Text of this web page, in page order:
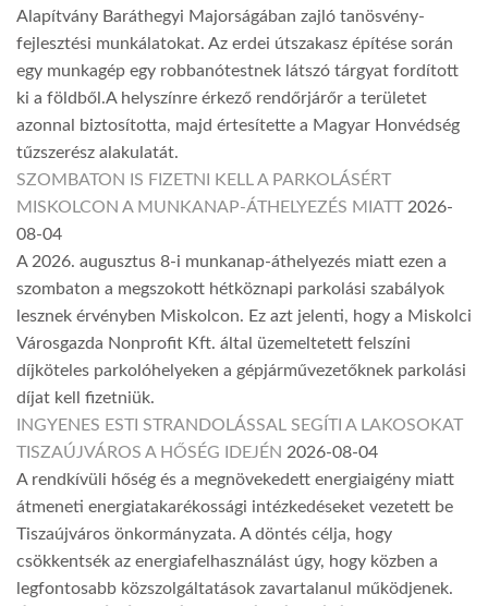
Alapítvány Baráthegyi Majorságában zajló tanösvény-
fejlesztési munkálatokat. Az erdei útszakasz építése során
egy munkagép egy robbanótestnek látszó tárgyat fordított
ki a földből.A helyszínre érkező rendőrjárőr a területet
azonnal biztosította, majd értesítette a Magyar Honvédség
tűzszerész alakulatát.
SZOMBATON IS FIZETNI KELL A PARKOLÁSÉRT
MISKOLCON A MUNKANAP-ÁTHELYEZÉS MIATT 2026-
08-04
A 2026. augusztus 8-i munkanap-áthelyezés miatt ezen a
szombaton a megszokott hétköznapi parkolási szabályok
lesznek érvényben Miskolcon. Ez azt jelenti, hogy a Miskolci
Városgazda Nonprofit Kft. által üzemeltetett felszíni
díjköteles parkolóhelyeken a gépjárművezetőknek parkolási
díjat kell fizetniük.
INGYENES ESTI STRANDOLÁSSAL SEGÍTI A LAKOSOKAT
TISZAÚJVÁROS A HŐSÉG IDEJÉN 2026-08-04
A rendkívüli hőség és a megnövekedett energiaigény miatt
átmeneti energiatakarékossági intézkedéseket vezetett be
Tiszaújváros önkormányzata. A döntés célja, hogy
csökkentsék az energiafelhasználást úgy, hogy közben a
legfontosabb közszolgáltatások zavartalanul működjenek.